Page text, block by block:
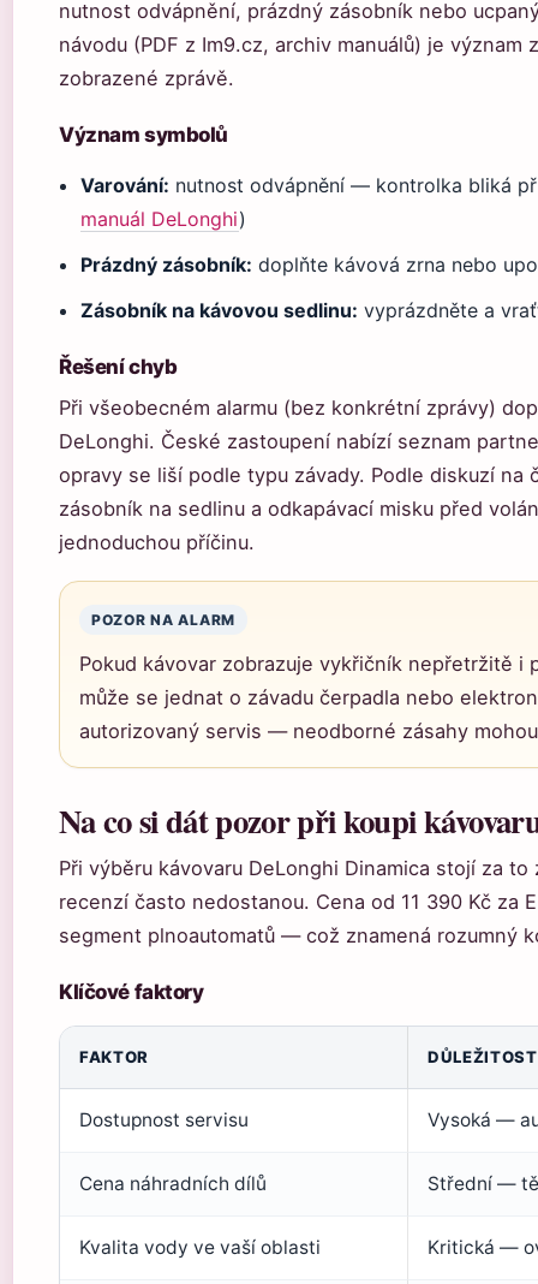
nutnost odvápnění, prázdný zásobník nebo
návodu (PDF z Im9.cz, archiv manuálů) je význam
zobrazené zprávě.
Význam symbolů
Varování: nutnost odvápnění — kontrolka bliká
manuál DeLonghi)
Prázdný zásobník: doplňte kávová zrna nebo
Zásobník na kávovou sedlinu: vyprázdněte a
Řešení chyb
Při všeobecném alarmu (bez konkrétní zprávy)
DeLonghi. České zastoupení nabízí seznam
opravy se liší podle typu závady. Podle diskuzí
zásobník na sedlinu a odkapávací misku před
jednoduchou příčinu.
POZOR NA ALARM
Pokud kávovar zobrazuje vykřičník nepřetržitě i
může se jednat o závadu čerpadla nebo
autorizovaný servis — neodborné zásahy
Na co si dát pozor při koupi
Při výběru kávovaru DeLonghi Dinamica stojí za
recenzí často nedostanou. Cena od 11 390 Kč za
segment plnoautomatů — což znamená rozumný
Klíčové faktory
FAKTOR DŮLEŽITOST
Dostupnost servisu Vysoká —
Cena náhradních dílů Střední —
Kvalita vody ve vaší oblasti Kritická —